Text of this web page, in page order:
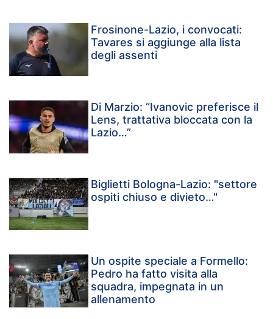
Frosinone-Lazio, i convocati:
Tavares si aggiunge alla lista
degli assenti
Di Marzio: “Ivanovic preferisce il
Lens, trattativa bloccata con la
Lazio…”
Biglietti Bologna-Lazio: "settore
ospiti chiuso e divieto…"
Un ospite speciale a Formello:
Pedro ha fatto visita alla
squadra, impegnata in un
allenamento